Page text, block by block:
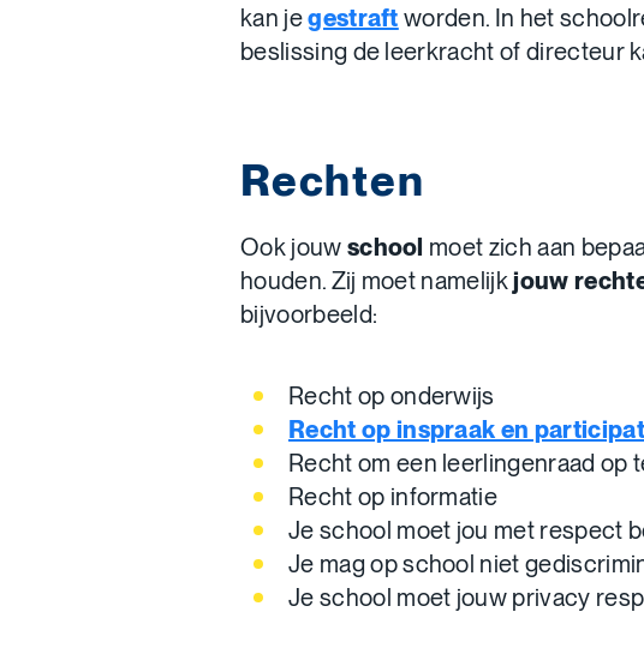
kan jegestraft worden. In het
beslissing de leerkracht of directeur
Rechten
Ook jouw school moet zich aan
houden. Zij moet namelijkjouw
bijvoorbeeld:
Recht op onderwijs
Recht op inspraak en
Recht om een leerlingenraad op
Recht op informatie
Je school moet jou met respect
Je mag op school niet
Je school moet jouw privacy